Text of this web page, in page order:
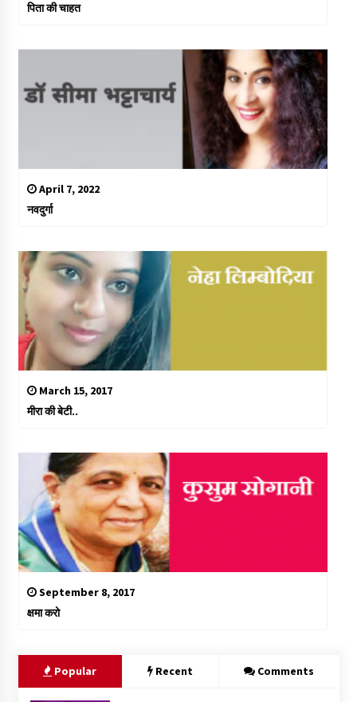
पिता की चाहत
April 7, 2022
नवदुर्गा
March 15, 2017
मीरा की बेटी..
September 8, 2017
क्षमा करो
Popular Recent Comments